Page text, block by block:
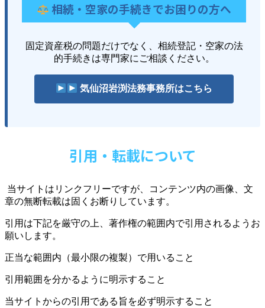
相続・空家の手続きでお困りの方へ
固定資産税の問題だけでなく、相続登記・空家の法
的手続きは専門家にご相談ください。
気仙沼岩渕法務事務所はこちら
引用・転載について
当サイトはリンクフリーですが、コンテンツ内の画像、文
章の無断転載は固くお断りしています。
引用は下記を厳守の上、著作権の範囲内で引用されるようお
願いします。
正当な範囲内（最小限の複製）で用いること
引用範囲を分かるように明示すること
当サイトからの引用である旨を必ず明示すること